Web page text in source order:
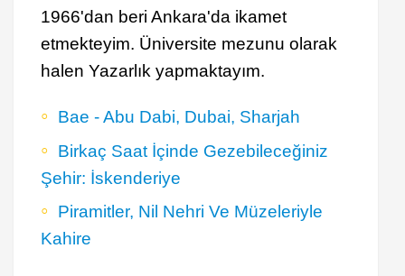
1966'dan beri Ankara'da ikamet
etmekteyim. Üniversite mezunu olarak
halen Yazarlık yapmaktayım.
Bae - Abu Dabi, Dubai, Sharjah
Birkaç Saat İçinde Gezebileceğiniz
Şehir: İskenderiye
Piramitler, Nil Nehri Ve Müzeleriyle
Kahire